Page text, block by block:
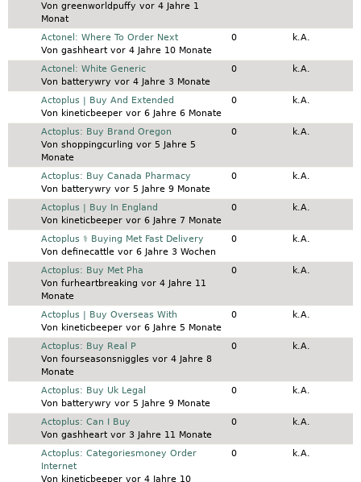
Von greenworldpuffy vor 4 Jahre 1
Monat
Normales Thema
Actonel: Where To Order Next
Von gashheartvor 4 Jahre 10 Monate
0 k.A.
Normales Thema
Actonel: White Generic
Von batterywry vor 4 Jahre 3 Monate
0 k.A.
Normales Thema
Actoplus | Buy And Extended
Von kineticbeepervor 6 Jahre 6 Monate
0 k.A.
Normales Thema
Actoplus: Buy Brand Oregon
Von shoppingcurling vor 5 Jahre 5
Monate
0 k.A.
Normales Thema
Actoplus: Buy Canada Pharmacy
Von batterywry vor 5 Jahre 9 Monate
0 k.A.
Normales Thema
Actoplus | Buy In England
Von kineticbeepervor 6 Jahre 7 Monate
0 k.A.
Normales Thema
Actoplus ⚕️ Buying Met Fast Delivery
Von definecattlevor 6 Jahre 3 Wochen
0 k.A.
Normales Thema
Actoplus: Buy Met Pha
Von furheartbreaking vor 4 Jahre 11
Monate
0 k.A.
Normales Thema
Actoplus | Buy Overseas With
Von kineticbeepervor 6 Jahre 5 Monate
0 k.A.
Normales Thema
Actoplus: Buy Real P
Von fourseasonsnigglesvor 4 Jahre 8
Monate
0 k.A.
Normales Thema
Actoplus: Buy Uk Legal
Von batterywry vor 5 Jahre 9 Monate
0 k.A.
Normales Thema
Actoplus: Can I Buy
Von gashheartvor 3 Jahre 11 Monate
0 k.A.
Normales Thema
Actoplus: Categoriesmoney Order
Internet
Von kineticbeepervor 4 Jahre 10
0 k.A.